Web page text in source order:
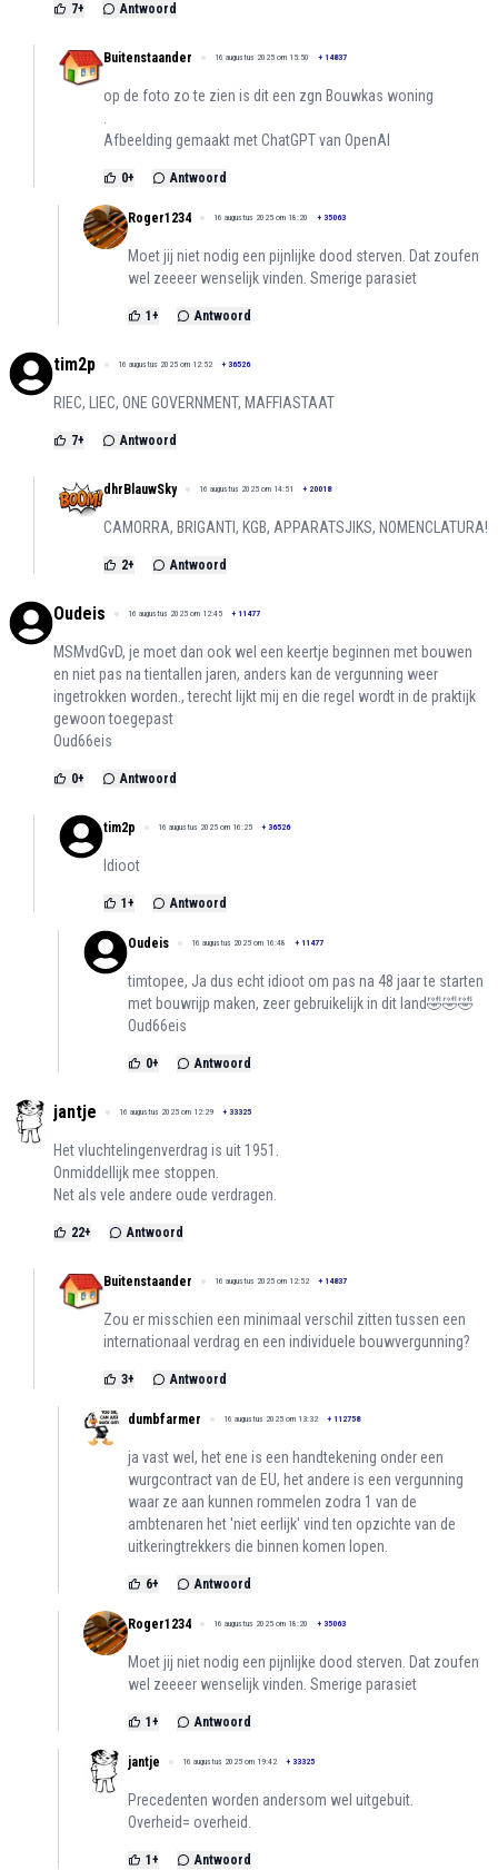
7+ Antwoord
Buitenstaander 16 augustus 2025 om 15:50 + 14837
op de foto zo te zien is dit een zgn Bouwkas woning
.
Afbeelding gemaakt met ChatGPT van OpenAI
0+ Antwoord
Roger1234 16 augustus 2025 om 18:20 + 35063
Moet jij niet nodig een pijnlijke dood sterven. Dat zoufen
wel zeeeer wenselijk vinden. Smerige parasiet
1 + Antwoord
tim2p 16 augustus 2025 om 12:52 + 36526
RIEC, LIEC, ONE GOVERNMENT, MAFFIASTAAT
7+ Antwoord
dhrBlauwSky 16 augustus 2025 om 14:51 + 20018
CAMORRA, BRIGANTI, KGB, APPARATSJIKS, NOMENCLATURA!
2+ Antwoord
Oudeis 16 augustus 2025 om 12:45 + 11477
MSMvdGvD, je moet dan ook wel een keertje beginnen met bouwen
en niet pas na tientallen jaren, anders kan de vergunning weer
ingetrokken worden., terecht lijkt mij en die regel wordt in de praktijk
gewoon toegepast
Oud66eis
0+ Antwoord
tim2p 16 augustus 2025 om 16:25 + 36526
Idioot
1 + Antwoord
Oudeis 16 augustus 2025 om 16:48 + 11477
timtopee, Ja dus echt idioot om pas na 48 jaar te starten
met bouwrijp maken, zeer gebruikelijk in dit land🤣🤣🤣
Oud66eis
0+ Antwoord
jantje 16 augustus 2025 om 12:29 + 33325
Het vluchtelingenverdrag is uit 1951.
Onmiddellijk mee stoppen.
Net als vele andere oude verdragen.
22+ Antwoord
Buitenstaander 16 augustus 2025 om 12:52 + 14837
Zou er misschien een minimaal verschil zitten tussen een
internationaal verdrag en een individuele bouwvergunning?
3+ Antwoord
dumbfarmer 16 augustus 2025 om 13:32 + 112758
ja vast wel, het ene is een handtekening onder een
wurgcontract van de EU, het andere is een vergunning
waar ze aan kunnen rommelen zodra 1 van de
ambtenaren het 'niet eerlijk' vind ten opzichte van de
uitkeringtrekkers die binnen komen lopen.
6+ Antwoord
Roger1234 16 augustus 2025 om 18:20 + 35063
Moet jij niet nodig een pijnlijke dood sterven. Dat zoufen
wel zeeeer wenselijk vinden. Smerige parasiet
1 + Antwoord
jantje 16 augustus 2025 om 19:42 + 33325
Precedenten worden andersom wel uitgebuit.
Overheid= overheid.
1 + Antwoord